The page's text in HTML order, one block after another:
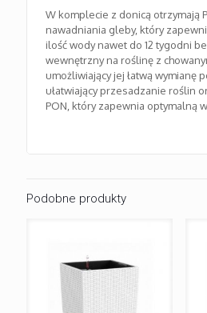
W komplecie z donicą otrzymają
nawadniania gleby, który
ilość wody nawet do 12 tygodni
wewnętrzny na roślinę z
umożliwiający jej łatwą wymianę
ułatwiający przesadzanie roślin
PON, który zapewnia optymalną
Podobne produkty